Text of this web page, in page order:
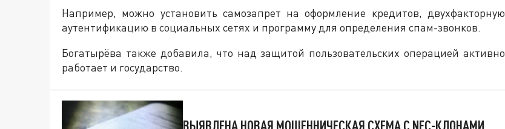
Например, можно установить самозапрет на оформление кредитов, двухфакторную
аутентификацию в социальных сетях и программу для определения спам-звонков.
Богатырёва также добавила, что над защитой пользовательских операцией активно
работает и государство.
ВЫЯВЛЕНА НОВАЯ МОШЕННИЧЕСКАЯ СХЕМА С NFC-КЛОНАМИ